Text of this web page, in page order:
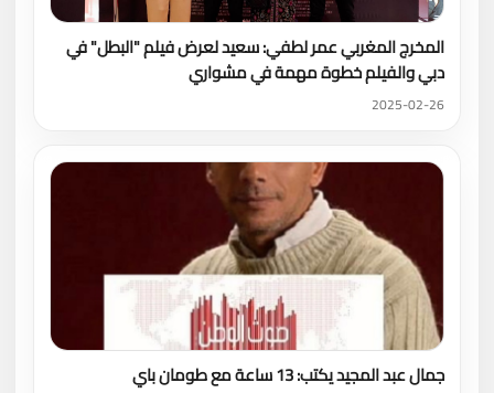
المخرج المغربي عمر لطفي: سعيد لعرض فيلم "البطل" في
دبي والفيلم خطوة مهمة في مشواري
2025-02-26
جمال عبد المجيد يكتب: 13 ساعة مع طومان باي